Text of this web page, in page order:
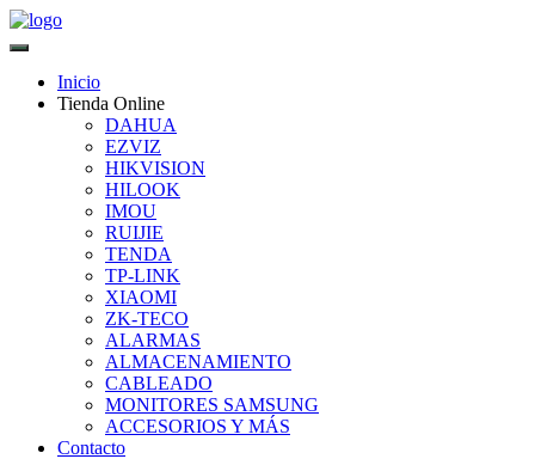
Inicio
Tienda Online
DAHUA
EZVIZ
HIKVISION
HILOOK
IMOU
RUIJIE
TENDA
TP-LINK
XIAOMI
ZK-TECO
ALARMAS
ALMACENAMIENTO
CABLEADO
MONITORES SAMSUNG
ACCESORIOS Y MÁS
Contacto